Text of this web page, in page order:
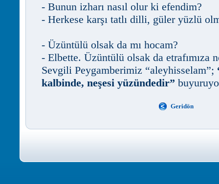
- Bunun izharı nasıl olur ki efendim?
- Herkese karşı tatlı dilli, güler yüzlü
- Üzüntülü olsak da mı hocam?
- Elbette. Üzüntülü olsak da etrafımıza
Sevgili Peygamberimiz “aleyhisselam”;
kalbinde, neşesi yüzündedir”
Geridön